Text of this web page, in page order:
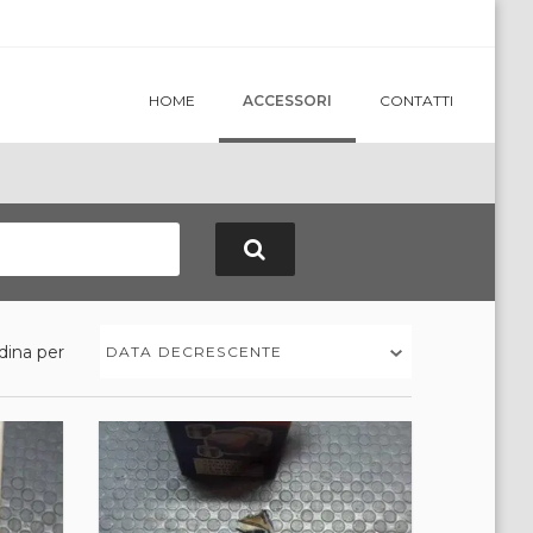
HOME ACCESSORI CONTATTI
per DATA DECRESCENTE